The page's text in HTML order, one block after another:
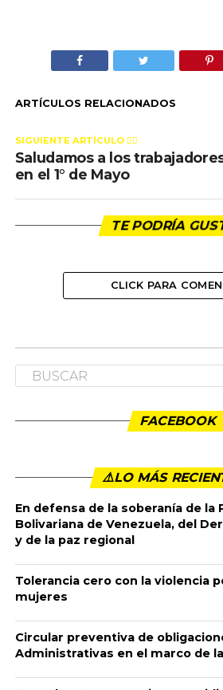
ARTÍCULOS RELACIONADOS
SIGUIENTE ARTÍCULO 👈🏻
Saludamos a los
en el 1° de Mayo
TE PODRÍA
CLICK PARA
NACIONALES
Saludamos a los
pensionados en el 1°
Publicado 6 años ago en 11:20 pm
admin